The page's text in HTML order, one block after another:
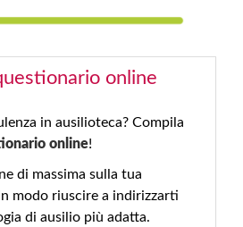
online
in ausilioteca? Compila
online!
di massima sulla tua
modo riuscire a indirizzarti
di ausilio più adatta.